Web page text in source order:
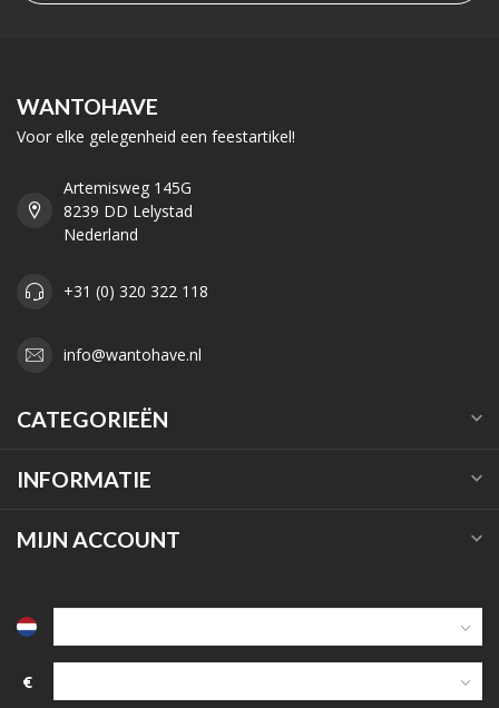
WANTOHAVE
Voor elke gelegenheid een feestartikel!
Artemisweg 145G
8239 DD Lelystad
Nederland
+31 (0) 320 322 118
info@wantohave.nl
CATEGORIEËN
INFORMATIE
MIJN ACCOUNT
€